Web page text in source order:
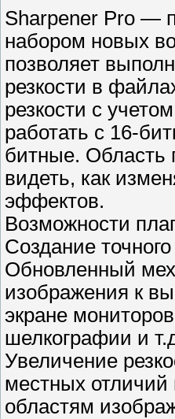
Sharpener Pro —
набором новых
позволяет
резкости в
резкости с
работать с 16-
битные. Область
видеть, как
эффектов.
Возможности
Создание
Обновленный
изображения к
экране
шелкографии и
Увеличение
местных
областям